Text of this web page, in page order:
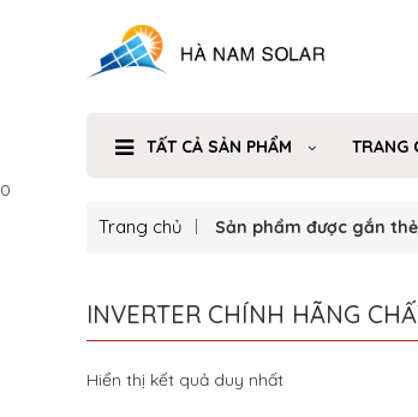
TẤT CẢ SẢN PHẨM TRANG
0
Trang chủ Sản phẩm được gắn
INVERTER CHÍNH HÃNG
Hiển thị kết quả duy nhất